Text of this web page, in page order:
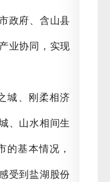
政府、含山县
业协同，实现
城、刚柔相济
、山水相间生
的基本情况，
受到盐湖股份